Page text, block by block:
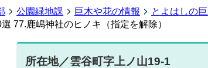
公園緑地課 巨木や花の情報 とよはしの
77.鹿嶋神社のヒノキ（指定を解除）
所在地／雲谷町字上ノ山19-1